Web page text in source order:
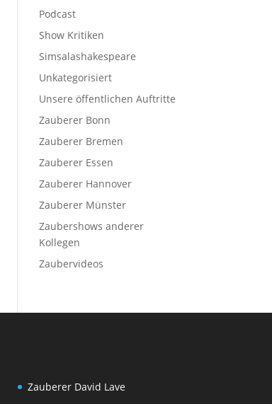
Podcast
Show Kritiken
Simsalashakespeare
Unkategorisiert
Unsere öffentlichen Auftritte
Zauberer Bonn
Zauberer Bremen
Zauberer Essen
Zauberer Hannover
Zauberer Münster
Zaubershows anderer
Kollegen
Zaubervideos
Zauberer David Lave